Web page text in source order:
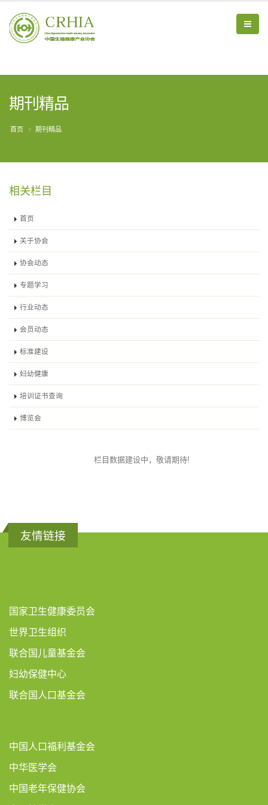
期刊精品
首页 期刊精品
相关栏目
首页
关于协会
协会动态
专题学习
行业动态
会员动态
标准建设
妇幼健康
培训证书查询
博览会
栏目数据建设中，敬请期待!
友情链接
国家卫生健康委员会
世界卫生组织
联合国儿童基金会
妇幼保健中心
联合国人口基金会
中国人口福利基金会
中华医学会
中国老年保健协会